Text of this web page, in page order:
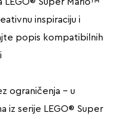
inspiraciju i
popis kompatibilnih
ograničenja – u
iz serije LEGO® Super